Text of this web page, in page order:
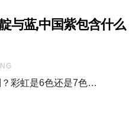
与蓝,中国紫包含什么
彩虹是6色还是7色…